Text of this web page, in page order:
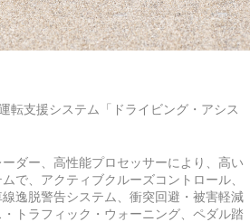
転支援システム「ドライビング・アシス
ダー、高性能プロセッサーにより、高い
で、アクティブクルーズコントロール、
逸脱警告システム、衝突回避・被害軽減
トラフィック・ウォーニング、ペダル踏